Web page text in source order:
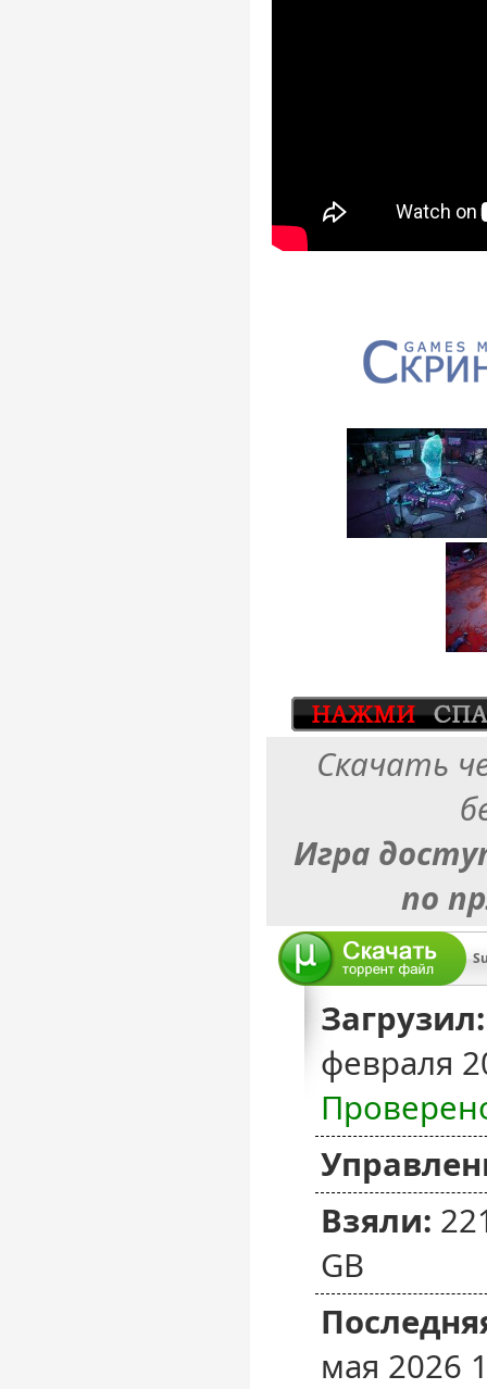
Скачать
Игра
по
Загрузил:
февраля
Взяли:
GB
мая 2026